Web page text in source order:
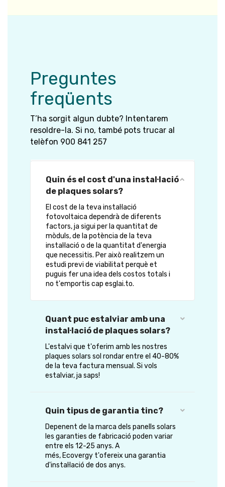
Preguntes
freqüents
T’ha sorgit algun dubte? Intentarem
resoldre-la. Si no, també pots trucar al
telèfon 900 841 257
Quin és el cost d'una instal·lació
de plaques solars?
El cost de la teva instal·lació
fotovoltaica dependrà de diferents
factors, ja sigui per la quantitat de
mòduls, de la potència de la teva
instal·lació o de la quantitat d'energia
que necessitis. Per això realitzem un
estudi previ de viabilitat perquè et
puguis fer una idea dels costos totals i
no t'emportis cap esglai.to.
Quant puc estalviar amb una
instal·lació de plaques solars?
L'estalvi que t'oferim amb les nostres
plaques solars sol rondar entre el 40-80%
de la teva factura mensual. Si vols
estalviar, ja saps!
Quin tipus de garantia tinc?
Depenent de la marca dels panells solars
les garanties de fabricació poden variar
entre els 12-25 anys. A
més, Ecovergy t'ofereix una garantia
d'instal·lació de dos anys.